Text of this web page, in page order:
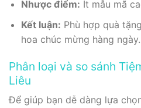
Nhược điểm: Ít mẫu mã
Kết luận: Phù hợp quà
hoa chúc mừng hàng ngày.
Phân loại và so sánh
Liêu
Để giúp bạn dễ dàng lựa